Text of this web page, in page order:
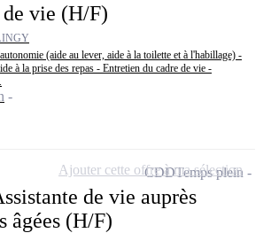
vie (H/F)
(aide au lever, aide à la toilette et à l'habillage) -
à la prise des repas - Entretien du cadre de vie -
de vie auprès
âgées (H/F)
CDDTemps plein
Ajouter cette offre à ma sélection